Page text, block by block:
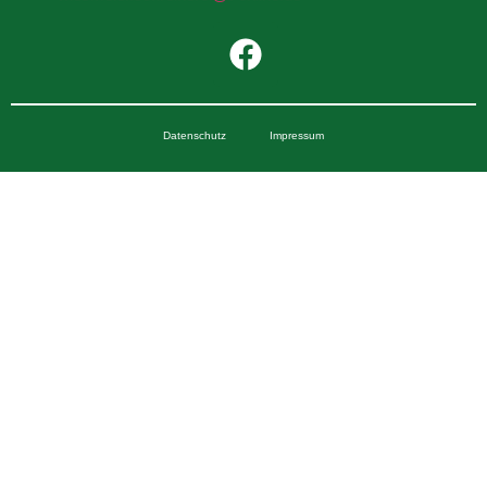
Datenschutz Impressum